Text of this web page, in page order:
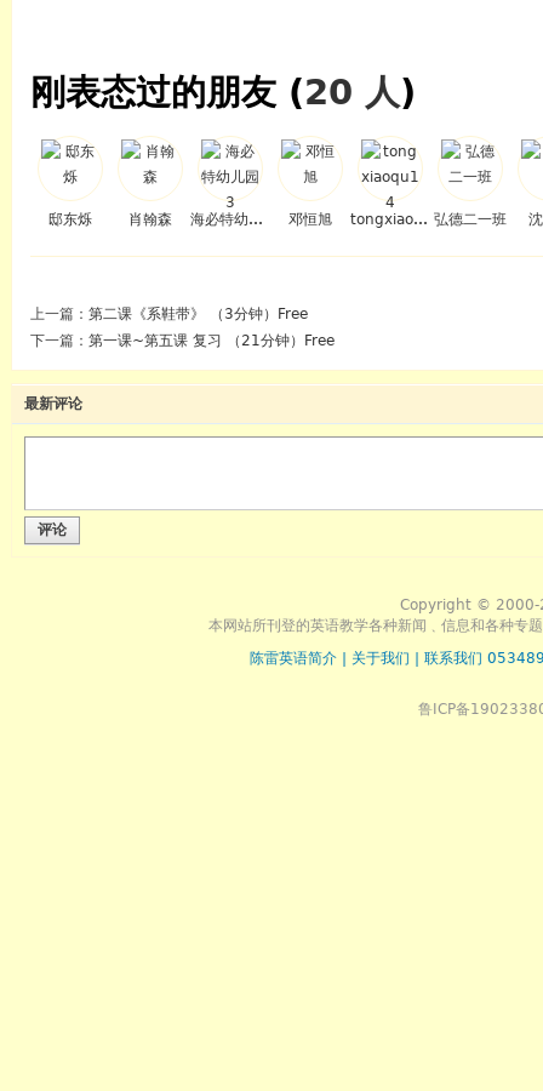
刚表态过的朋友 (20 人)
邸东烁 肖翰森 海必特幼儿园3 邓恒旭 tongxiaoqu14 弘德二一班
上一篇： 第二课《系鞋带》 （3分钟）Free
下一篇： 第一课~第五课 复习 （21分钟）Free
最新评论
评论
Copyright © 2000-
本网站所刊登的英语教学各种新闻﹑信息和各种专
陈雷英语简介
关于我们 联系我们
鲁ICP备